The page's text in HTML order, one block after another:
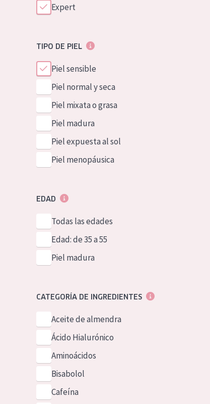
Expert
TIPO DE PIEL
Piel sensible
Piel normal y seca
Piel mixata o grasa
Piel madura
Piel expuesta al sol
Piel menopáusica
EDAD
Todas las edades
Edad: de 35 a 55
Piel madura
CATEGORÍA DE INGREDIENTES
Aceite de almendra
Ácido Hialurónico
Aminoácidos
Bisabolol
Cafeína